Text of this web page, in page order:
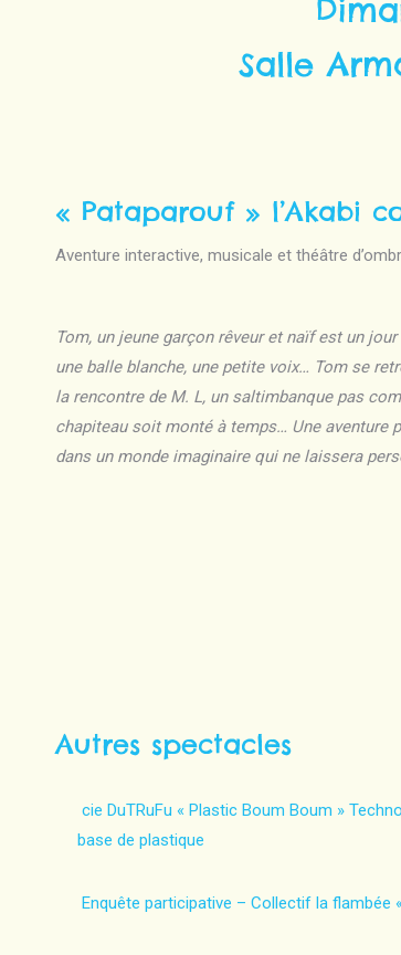
Salle
« Pataparouf » l’Akabi
Aventure interactive, musicale et théâtre
Tom, un jeune garçon rêveur et naïf est un
une balle blanche, une petite voix… Tom se
la rencontre de M. L, un saltimbanque pas
chapiteau soit monté à temps… Une aventure
dans un monde imaginaire qui ne laissera
Autres spectacles
cie DuTRuFu « Plastic Boum Boum »
base de plastique
Enquête participative – Collectif la flambée